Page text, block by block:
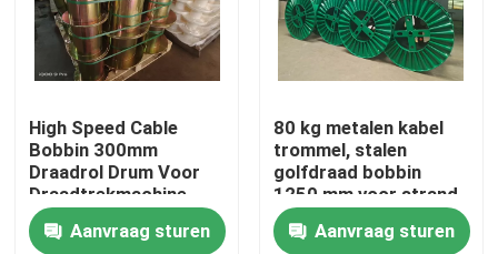
Video's
Fabriekstocht
Kwaliteitscontrole
High Speed Cable
Bobbin 300mm
Draadrol Drum Voor
Draadtrekmachine
Aanvraag sturen
80 kg metalen kabel
trommel, stalen
golfdraad bobbin
1250 mm voor strand
wandelrol
Aanvraag sturen